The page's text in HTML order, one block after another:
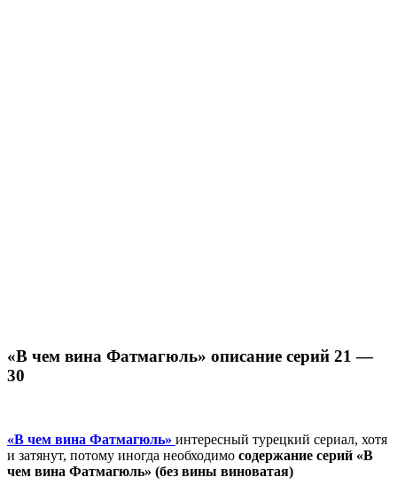
«В чем вина Фатмагюль» описание серий 21 —
30
«В чем вина Фатмагюль» интересный турецкий сериал, хотя
и затянут, потому иногда необходимо содержание серий «В
чем вина Фатмагюль» (без вины виноватая)